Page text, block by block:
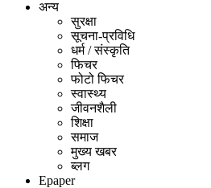
अन्य
सुरक्षा
सूचना-प्रविधि
धर्म / संस्कृति
फिचर
फोटो फिचर
स्वास्थ्य
जीवनशैली
शिक्षा
समाज
मुख्य खबर
ब्लग
Epaper